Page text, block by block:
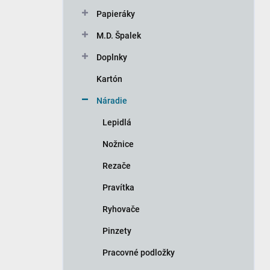
Papieráky
M.D. Špalek
Doplnky
Kartón
Náradie
Lepidlá
Nožnice
Rezače
Pravítka
Ryhovače
Pinzety
Pracovné podložky